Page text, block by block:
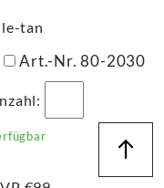
tan
Art.-Nr. 80-2030